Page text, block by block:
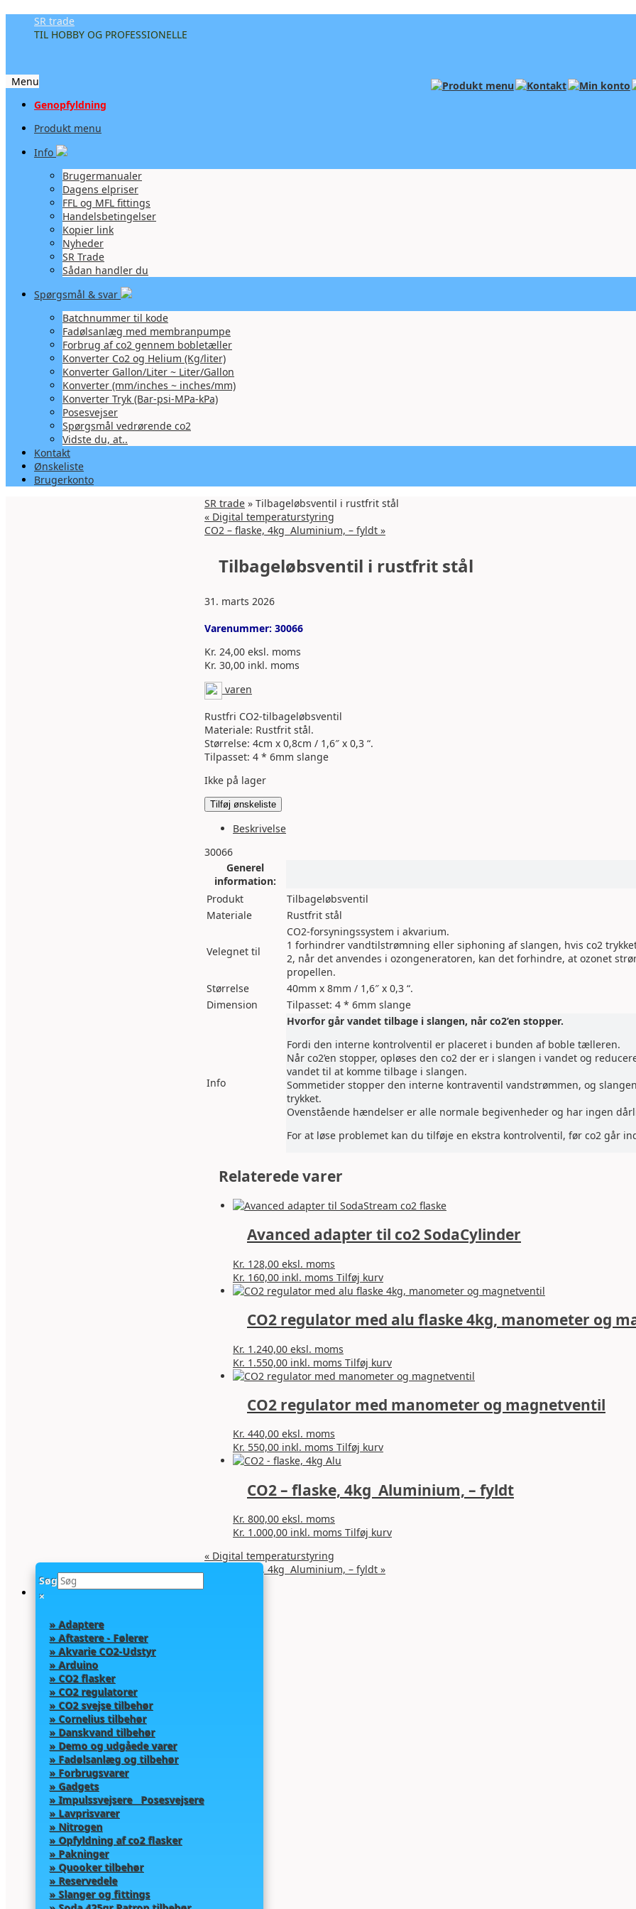
SR trade
TIL HOBBY OG PROFESSIONELLE
Menu
Videre
indhold
Genopfyldning
Produkt menu
Info
Brugermanualer
Dagens elpriser
FFL og MFL fittings
Handelsbetingelser
Kopier link
Nyheder
SR Trade
Sådan handler du
Spørgsmål & svar
Batchnummer til kode
Fadølsanlæg med membranpumpe
Forbrug af co2 gennem bobletæller
Konverter Co2 og Helium (Kg/liter)
Konverter Gallon/Liter ~ Liter/Gallon
Konverter (mm/inches ~ inches/mm)
Konverter Tryk (Bar-psi-MPa-kPa)
Posesvejser
Spørgsmål vedrørende co2
Vidste du, at..
Kontakt
Ønskeliste
Brugerkonto
SR trade » Tilbageløbsventil i rustfrit stål
« Digital temperaturstyring
CO2 – flaske, 4kg Aluminium, – fyldt »
Tilbageløbsventil i rustfrit stål
31. marts 2026
Varenummer: 30066
Kr. 24,00 eksl. moms
Kr. 30,00 inkl. moms
varen
Rustfri CO2-tilbageløbsventil
Materiale: Rustfrit stål.
Størrelse: 4cm x 0,8cm / 1,6″ x 0,3 “.
Tilpasset: 4 * 6mm slange
Ikke på lager
Tilføj ønskeliste
Beskrivelse
30066
Generel
information:
Produkt
Tilbageløbsventil
Materiale
Rustfrit stål
Velegnet til
CO2-forsyningssystem i akvarium.
1 forhindrer vandtilstrømning eller siphoning af slangen, hvis co2
2, når det anvendes i ozongeneratoren, kan det forhindre, at ozonet
propellen.
Størrelse
40mm x 8mm / 1,6″ x 0,3 “.
Dimension
Tilpasset: 4 * 6mm slange
Info
Hvorfor går vandet tilbage i slangen, når co2’en stopper.
Fordi den interne kontrolventil er placeret i bunden af boble tælleren.
Når co2’en stopper, opløses den co2 der er i slangen i vandet og
vandet til at komme tilbage i slangen.
Sommetider stopper den interne kontraventil vandstrømmen, og
trykket.
Ovenstående hændelser er alle normale begivenheder og har ingen
For at løse problemet kan du tilføje en ekstra kontrolventil, før co2 går
Relaterede varer
Avanced adapter til co2 SodaCylinder
Kr. 128,00 eksl. moms
Kr. 160,00 inkl. moms Tilføj kurv
CO2 regulator med alu flaske 4kg, manometer og
Kr. 1.240,00 eksl. moms
Kr. 1.550,00 inkl. moms Tilføj kurv
CO2 regulator med manometer og magnetventil
Kr. 440,00 eksl. moms
Kr. 550,00 inkl. moms Tilføj kurv
CO2 – flaske, 4kg Aluminium, – fyldt
Kr. 800,00 eksl. moms
Kr. 1.000,00 inkl. moms Tilføj kurv
« Digital temperaturstyring
CO2 – flaske, 4kg Aluminium, – fyldt »
Søg
×
» Adaptere
» Aftastere - Følerer
» Akvarie CO2-Udstyr
» Arduino
» CO2 flasker
» CO2 regulatorer
» CO2 svejse tilbehør
» Cornelius tilbehør
» Danskvand tilbehør
» Demo og udgåede varer
» Fadølsanlæg og tilbehør
» Forbrugsvarer
» Gadgets
» Impulssvejsere Posesvejsere
» Lavprisvarer
» Nitrogen
» Opfyldning af co2 flasker
» Pakninger
» Quooker tilbehør
» Reservedele
» Slanger og fittings